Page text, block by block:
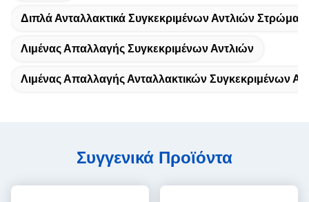
Διπλά Ανταλλακτικά Συγκεκριμένων Αντλιών
Λιμένας Απαλλαγής Συγκεκριμένων Αντλιών
Λιμένας Απαλλαγής Ανταλλακτικών Συγκεκριμένων
Συγγενικά Προϊόντα